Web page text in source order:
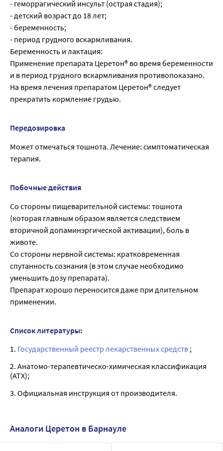
- геморрагический инсульт (острая стадия);
- детский возраст до 18 лет;
- беременность;
- период грудного вскармливания.
Беременность и лактация:
Применение препарата Церетон® во время беременности
и в период грудного вскармливания противопоказано.
На время лечения препаратом Церетон® следует
прекратить кормление грудью.
Передозировка
Может отмечаться тошнота. Лечение: симптоматическая
терапия.
Побочные действия
Со стороны пищеварительной системы: тошнота
(которая главным образом является следствием
вторичной допаминэргической активации), боль в
животе.
Со стороны нервной системы: кратковременная
спутанность сознания (в этом случае необходимо
уменьшить дозу препарата).
Препарат хорошо переносится даже при длительном
применении.
Список литературы:
1. Государственный реестр лекарственных средств ;
2. Анатомо-терапевтическо-химическая классификация
(ATX);
3. Официальная инструкция от производителя.
Аналоги Церетон в Барнауле